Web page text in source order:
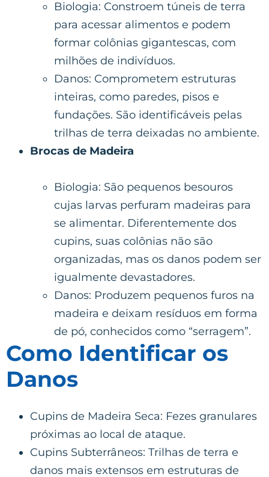
Biologia: Constroem túneis de terra
para acessar alimentos e podem
formar colônias gigantescas, com
milhões de indivíduos.
Danos: Comprometem estruturas
inteiras, como paredes, pisos e
fundações. São identificáveis pelas
trilhas de terra deixadas no ambiente.
Brocas de Madeira
Biologia: São pequenos besouros
cujas larvas perfuram madeiras para
se alimentar. Diferentemente dos
cupins, suas colônias não são
organizadas, mas os danos podem ser
igualmente devastadores.
Danos: Produzem pequenos furos na
madeira e deixam resíduos em forma
de pó, conhecidos como “serragem”.
Como Identificar os
Danos
Cupins de Madeira Seca: Fezes granulares
próximas ao local de ataque.
Cupins Subterrâneos: Trilhas de terra e
danos mais extensos em estruturas de